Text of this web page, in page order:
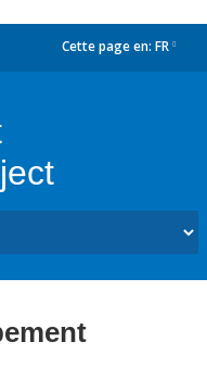
Cette page en: FR